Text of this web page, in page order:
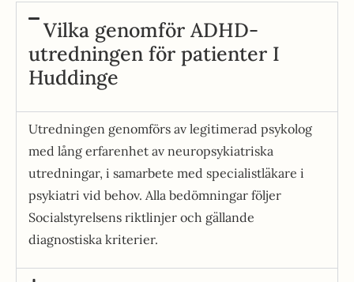
Vilka genomför ADHD-
utredningen för patienter I
Huddinge
Utredningen genomförs av legitimerad psykolog
med lång erfarenhet av neuropsykiatriska
utredningar, i samarbete med specialistläkare i
psykiatri vid behov. Alla bedömningar följer
Socialstyrelsens riktlinjer och gällande
diagnostiska kriterier.